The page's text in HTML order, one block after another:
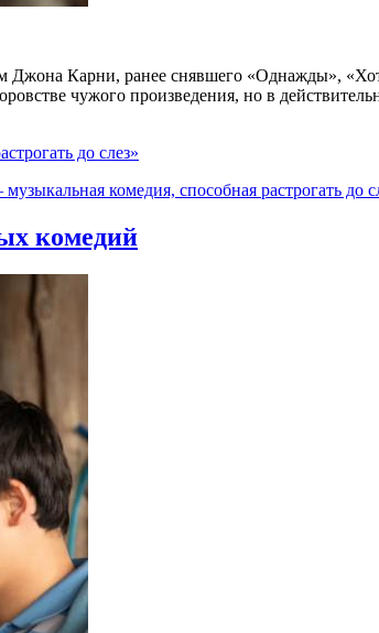
Карни, ранее снявшего «Однажды»,
чужого произведения, но в
до слез»
комедия, способная растрогать до
комедий